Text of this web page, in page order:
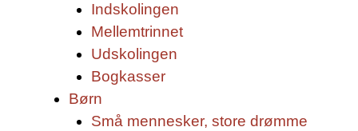
Indskolingen
Mellemtrinnet
Udskolingen
Bogkasser
Børn
Små mennesker, store drømme